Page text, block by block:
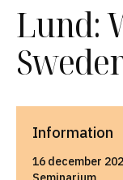
Lund:
Information
16 december